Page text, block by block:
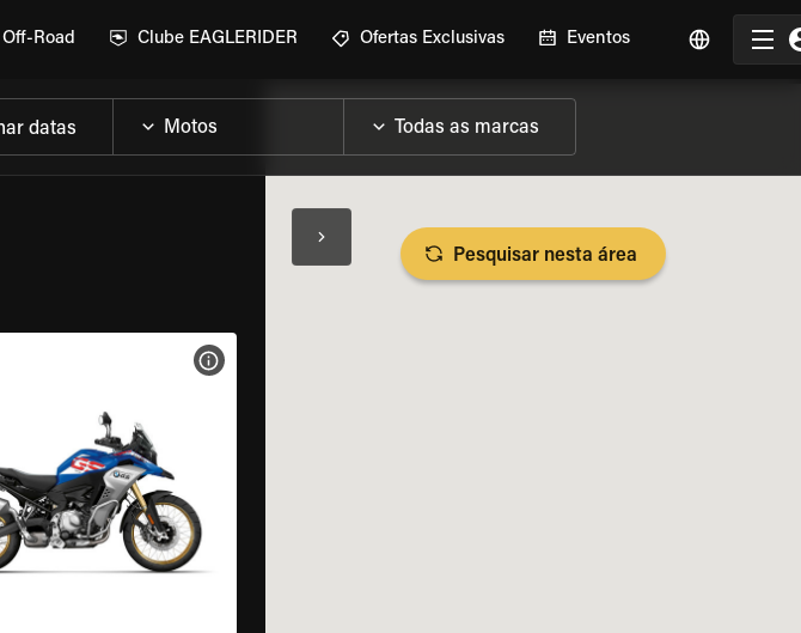
Road Clube EAGLERIDER Ofertas Exclusivas Eventos
datas
DA MOTO VER ESPECIFICAÇÕES DA MOTO
Pesquisar nesta área